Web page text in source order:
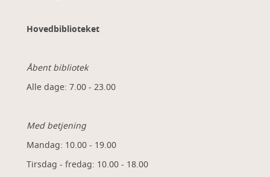
Hovedbiblioteket
Åbent bibliotek
Alle dage: 7.00 - 23.00
Med betjening
Mandag: 10.00 - 19.00
Tirsdag - fredag: 10.00 - 18.00